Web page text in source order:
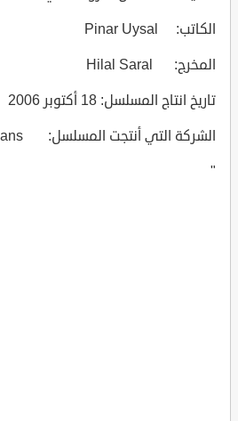
الكاتب: Pinar Uysal
المخرج: Hilal Saral
تاريخ انتاج المسلسل: 18 أكتوبر 2006
الشركة التي أنتجت المسلسل: Yagmur Ajans
"